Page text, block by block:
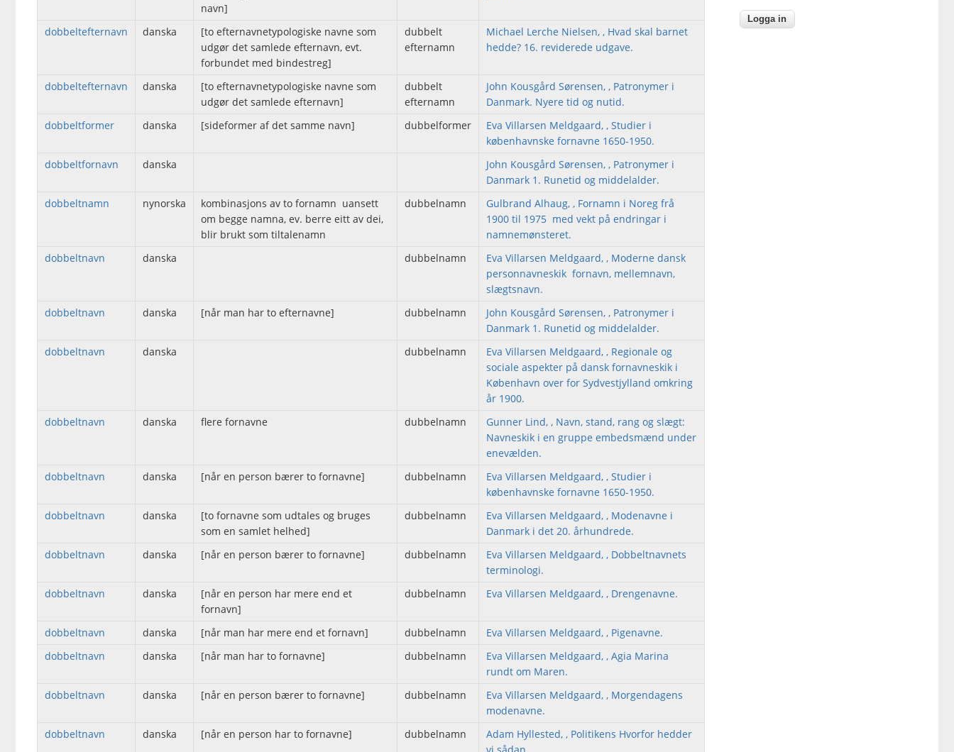
navn]
dobbeltefternavn danska
[to efternavnetypologiske navne som
udgør det samlede efternavn, evt.
forbundet med bindestreg]
dubbelt
efternamn
Michael Lerche Nielsen, , Hvad skal barnet
hedde? 16. reviderede udgave.
dobbeltefternavn danska
[to efternavnetypologiske navne som
udgør det samlede efternavn]
dubbelt
efternamn
John Kousgård Sørensen, , Patronymer i
Danmark. Nyere tid og nutid.
dobbeltformer
danska [sideformer af det samme navn] dubbelformer
Eva Villarsen Meldgaard, , Studier i
københavnske fornavne 1650-1950.
dobbeltfornavn
danska
John Kousgård Sørensen, , Patronymer i
Danmark 1. Runetid og middelalder.
dobbeltnamn
nynorska
kombinasjons av to fornamn  uansett
om begge namna, ev. berre eitt av dei,
blir brukt som tiltalenamn
dubbelnamn
Gulbrand Alhaug, , Fornamn i Noreg frå
1900 til 1975  med vekt på endringar i
namnemønsteret.
dobbeltnavn
danska dubbelnamn
Eva Villarsen Meldgaard, , Moderne dansk
personnavneskik  fornavn, mellemnavn,
slægtsnavn.
dobbeltnavn
danska [når man har to efternavne] dubbelnamn
John Kousgård Sørensen, , Patronymer i
Danmark 1. Runetid og middelalder.
dobbeltnavn
danska dubbelnamn
Eva Villarsen Meldgaard, , Regionale og
sociale aspekter på dansk fornavneskik i
København over for Sydvestjylland omkring
år 1900.
dobbeltnavn
danska flere fornavne dubbelnamn
Gunner Lind, , Navn, stand, rang og slægt:
Navneskik i en gruppe embedsmænd under
enevælden.
dobbeltnavn
danska [når en person bærer to fornavne] dubbelnamn
Eva Villarsen Meldgaard, , Studier i
københavnske fornavne 1650-1950.
dobbeltnavn
danska
[to fornavne som udtales og bruges
som en samlet helhed]
dubbelnamn
Eva Villarsen Meldgaard, , Modenavne i
Danmark i det 20. århundrede.
dobbeltnavn
danska [når en person bærer to fornavne] dubbelnamn
Eva Villarsen Meldgaard, , Dobbeltnavnets
terminologi.
dobbeltnavn
danska
[når en person har mere end et
fornavn]
dubbelnamn Eva Villarsen Meldgaard, , Drengenavne.
dobbeltnavn danska [når man har mere end et fornavn] dubbelnamn
Eva Villarsen Meldgaard, , Pigenavne.
dobbeltnavn
danska [når man har to fornavne] dubbelnamn
Eva Villarsen Meldgaard, , Agia Marina 
rundt om Maren.
dobbeltnavn
danska [når en person bærer to fornavne] dubbelnamn
Eva Villarsen Meldgaard, , Morgendagens
modenavne.
dobbeltnavn
danska [når en person har to fornavne] dubbelnamn
Adam Hyllested, , Politikens Hvorfor hedder
vi sådan.